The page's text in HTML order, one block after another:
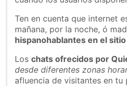
Ten en cuenta que internet
mañana, por la noche, ó
hispanohablantes en el
Loschats ofrecidos por
desde diferentes zonas
afluencia de visitantes en tu